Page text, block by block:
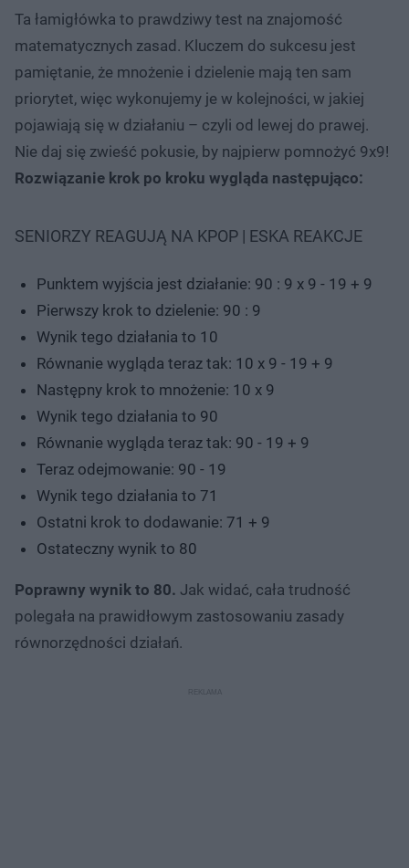
Ta łamigłówka to prawdziwy test na znajomość
matematycznych zasad. Kluczem do sukcesu jest
pamiętanie, że mnożenie i dzielenie mają ten sam
priorytet, więc wykonujemy je w kolejności, w jakiej
pojawiają się w działaniu – czyli od lewej do prawej.
Nie daj się zwieść pokusie, by najpierw pomnożyć 9x9!
Rozwiązanie krok po kroku wygląda następująco:
SENIORZY REAGUJĄ NA KPOP | ESKA REAKCJE
Punktem wyjścia jest działanie: 90 : 9 x 9 - 19 + 9
Pierwszy krok to dzielenie: 90 : 9
Wynik tego działania to 10
Równanie wygląda teraz tak: 10 x 9 - 19 + 9
Następny krok to mnożenie: 10 x 9
Wynik tego działania to 90
Równanie wygląda teraz tak: 90 - 19 + 9
Teraz odejmowanie: 90 - 19
Wynik tego działania to 71
Ostatni krok to dodawanie: 71 + 9
Ostateczny wynik to 80
Poprawny wynik to 80. Jak widać, cała trudność
polegała na prawidłowym zastosowaniu zasady
równorzędności działań.